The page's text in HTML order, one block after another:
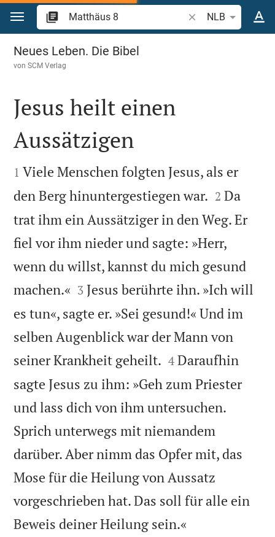
Zum Inhalt springen
Bibelstelle oder
NLB
Matthäus 8
Neues Leben. Die Bibel
vonSCM Verlag

Jesus heilt einen
Aussätzigen

1 Viele Menschen folgten Jesus, als er
den Berg hinuntergestiegen war. 

2 Da
trat ihm ein Aussätziger in den Weg. Er
fiel vor ihm nieder und sagte: »Herr,
wenn du willst, kannst du mich gesund
machen.« 

3 Jesus berührte ihn. »Ich will
es tun«, sagte er. »Sei gesund!« Und im
selben Augenblick war der Mann von
seiner Krankheit geheilt. 

4 Daraufhin
sagte Jesus zu ihm: »Geh zum Priester
und lass dich von ihm untersuchen.
Sprich unterwegs mit niemandem
darüber. Aber nimm das Opfer mit, das
Mose für die Heilung von Aussatz
vorgeschrieben hat. Das soll für alle ein
Beweis deiner Heilung sein.«